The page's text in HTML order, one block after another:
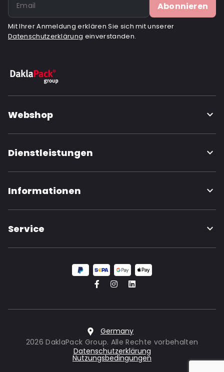
Abonnieren
Mit Ihrer Anmeldung erklären Sie sich mit unserer
Datenschutzerklärung einverstanden.
Webshop
Dienstleistungen
Informationen
Service
Germany
2026 DaklaPack Group. Alle Rechte vorbehalten
Datenschutzerklärung
Nutzungsbedingungen